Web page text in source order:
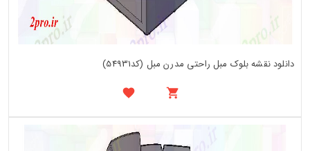
دانلود نقشه بلوک مبل راحتی مدرن مبل (کد54931)